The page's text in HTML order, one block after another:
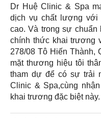
Dr Huệ Clinic & Spa
dịch vụ chất lượng với
cao. Và trong sự
chính thức khai trương
278/08 Tô Hiến Thành,
mặt thương hiệu tôi
tham dự để có sự trải
Clinic & Spa,cùng
khai trương đặc biệt này.